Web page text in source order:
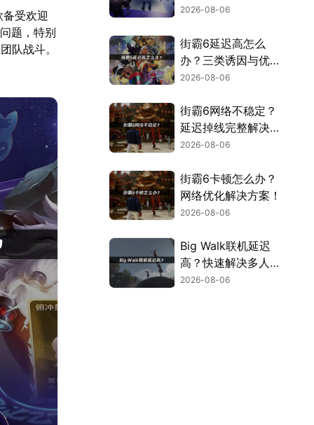
受欢迎
题，特别
队战斗。
络优化技巧！
2026-08-06
街霸6延迟高怎么
办？三类诱因与优化
解决方案！
2026-08-06
街霸6网络不稳定？
延迟掉线完整解决指
南！
2026-08-06
街霸6卡顿怎么办？
网络优化解决方案！
2026-08-06
Big Walk联机延迟
高？快速解决多人联
机卡顿问题！
2026-08-06